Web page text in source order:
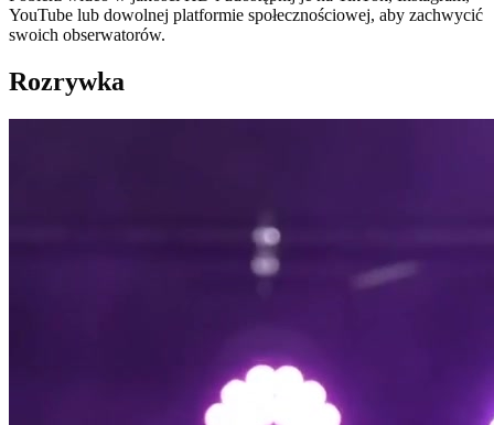
YouTube lub dowolnej platformie społecznościowej, aby zachwycić
swoich obserwatorów.
Rozrywka